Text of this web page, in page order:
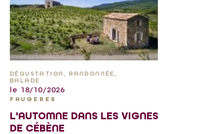
DÉGUSTATION, RANDONNÉE,
BALADE
le 18/10/2026
FAUGERES
L'AUTOMNE DANS LES VIGNES
DE CÉBÈNE